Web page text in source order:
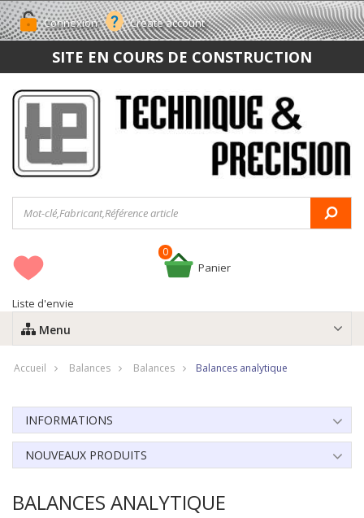
Connexion Create account
SITE EN COURS DE CONSTRUCTION
Liste d'envie
Panier
0
Menu
Accueil Balances Balances Balances analytique
INFORMATIONS
NOUVEAUX PRODUITS
BALANCES ANALYTIQUE